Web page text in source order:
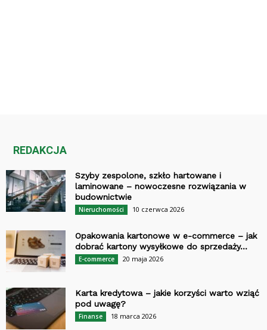
REDAKCJA
Szyby zespolone, szkło hartowane i
laminowane – nowoczesne rozwiązania w
budownictwie
Nieruchomości 10 czerwca 2026
Opakowania kartonowe w e-commerce – jak
dobrać kartony wysyłkowe do sprzedaży...
E-commerce 20 maja 2026
Karta kredytowa – jakie korzyści warto wziąć
pod uwagę?
Finanse 18 marca 2026